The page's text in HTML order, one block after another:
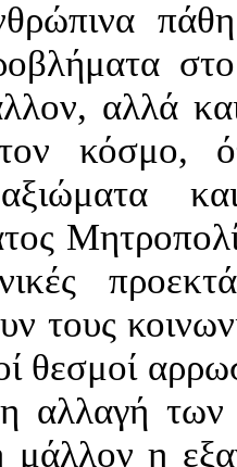
αλλά
κόσμο,
τους
θεσμοί
αλλαγή των
μάλλον η